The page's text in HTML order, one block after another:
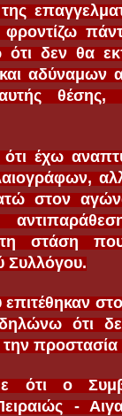
δεν θα
θέσης,
έχω
στον
στάση
Συλλόγου.
ότι
ότι ο
-